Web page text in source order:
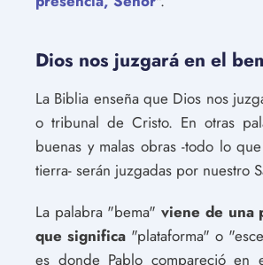
Dios nos juzgará en el
La Biblia enseña que Dios nos
o tribunal de Cristo. En otras
buenas y malas obras -todo lo
tierra- serán juzgadas por nuestro
La palabra "bema"viene de una
que significa "plataforma" o
es donde Pablo compareció en